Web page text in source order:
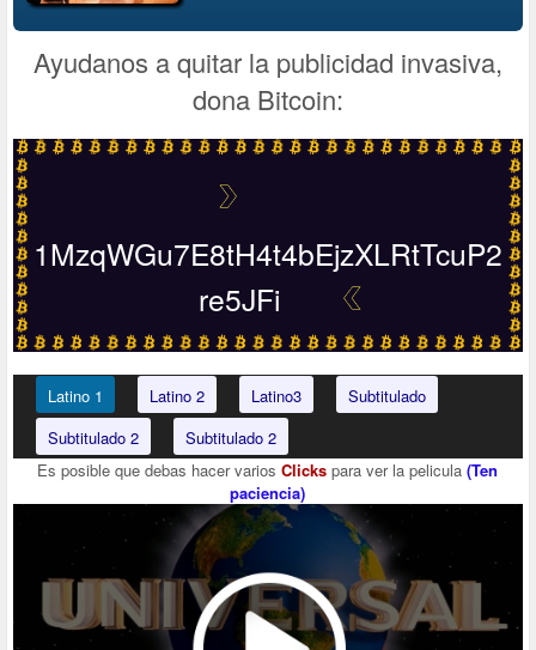
Ayudanos a quitar la publicidad invasiva,
dona Bitcoin:
1MzqWGu7E8tH4t4bEjzXLRtTcuP2
re5JFi
Latino 1 Latino 2 Latino3
Subtitulado
Subtitulado 2
Subtitulado 2
Es posible que debas hacer variosClicks para ver la pelicula(Ten
paciencia)